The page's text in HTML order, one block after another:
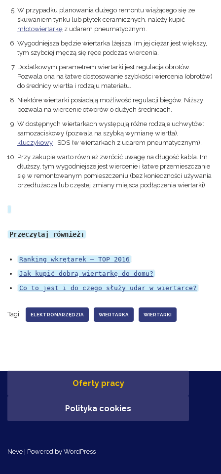
W przypadku planowania dużego remontu wiążącego się ze
skuwaniem tynku lub płytek ceramicznych, należy kupić
młotowiertarkę z udarem pneumatycznym.
Wygodniejsza będzie wiertarka lżejsza. Im jej ciężar jest większy,
tym szybciej męczą się ręce podczas wiercenia.
Dodatkowym parametrem wiertarki jest regulacja obrotów.
Pozwala ona na łatwe dostosowanie szybkości wiercenia (obrotów)
do średnicy wiertła i rodzaju materiału.
Niektóre wiertarki posiadają możliwość regulacji biegów. Niższy
pozwala na wiercenie otworów o dużych średnicach.
W dostępnych wiertarkach występują różne rodzaje uchwytów:
samozaciskowy (pozwala na szybką wymianę wiertła),
kluczykowy i SDS (w wiertarkach z udarem pneumatycznym).
Przy zakupie warto również zwrócić uwagę na długość kabla. Im
dłuższy, tym wygodniejsze jest wiercenie i łatwe przemieszczanie
się w remontowanym pomieszczeniu (bez konieczności używania
przedłużacza lub częstej zmiany miejsca podłączenia wiertarki).
Przeczytaj również:
Ranking wkrętarek – TOP 2016
Jak kupić dobrą wiertarkę do domu?
Co to jest i do czego służy udar w wiertarce?
Tagi: ELEKTRONARZĘDZIA WIERTARKA WIERTARKI
Oferty pracy
Polityka cookies
Neve | Powered by WordPress